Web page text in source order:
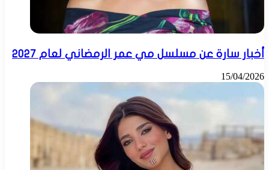
أخبار سارة عن مسلسل مي عمر الرمضاني لعام 2027
15/04/2026